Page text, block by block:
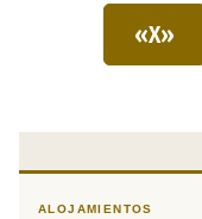
«X»